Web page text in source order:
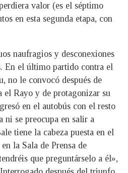
valor (es el séptimo
en esta segunda etapa, con
naufragios y desconexiones
En el último partido contra el
no le convocó después de
el Rayo y de protagonizar su
en el autobús con el resto
ni se preocupa en salir a
tiene la cabeza puesta en el
la Sala de Prensa de
que preguntárselo a él»,